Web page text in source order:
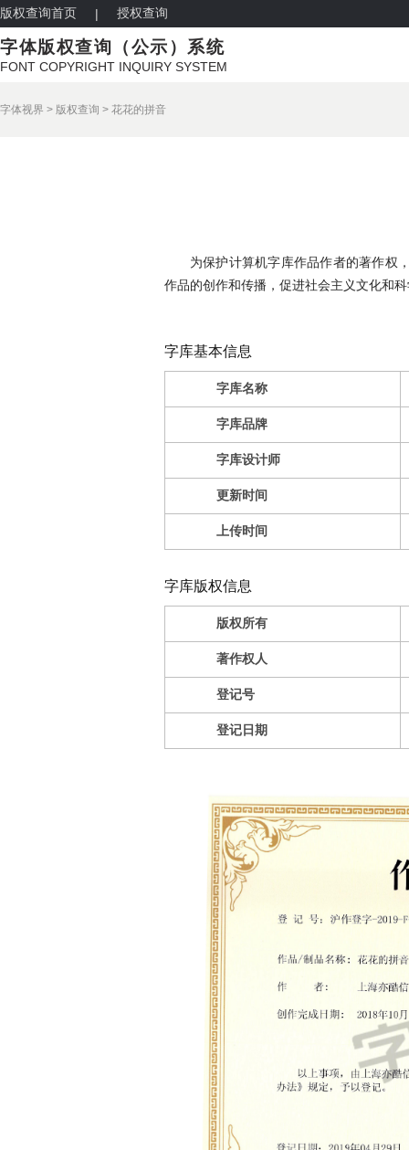
版权查询首页 | 授权查询
字体版权查询（公示）系统
FONT COPYRIGHT INQUIRY SYSTEM
字体视界 > 版权查询 > 花花的拼音
为保护计算机字库作品作者的著作权
作品的创作和传播，促进社会主义文化和
字库基本信息
字库名称
字库品牌
字库设计师
更新时间
上传时间
字库版权信息
版权所有
著作权人
登记号
登记日期